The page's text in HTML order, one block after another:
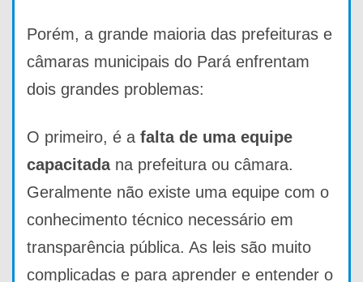
Porém, a grande maioria das prefeituras e
câmaras municipais do Pará enfrentam
dois grandes problemas:
O primeiro, é a falta de uma equipe
capacitadana prefeitura ou câmara.
Geralmente não existe uma equipe com o
conhecimento técnico necessário em
transparência pública. As leis são muito
complicadas e para aprender e entender o